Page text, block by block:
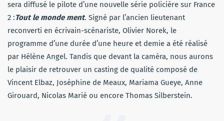
sera diffusé le pilote d’une nouvelle série policière sur France
2 :Tout le monde ment. Signé par l’ancien lieutenant
reconverti en écrivain-scénariste, Olivier Norek, le
programme d’une durée d’une heure et demie a été réalisé
par Hélène Angel. Tandis que devant la caméra, nous aurons
le plaisir de retrouver un casting de qualité composé de
Vincent Elbaz, Joséphine de Meaux, Mariama Gueye, Anne
Girouard, Nicolas Marié ou encore Thomas Silberstein.